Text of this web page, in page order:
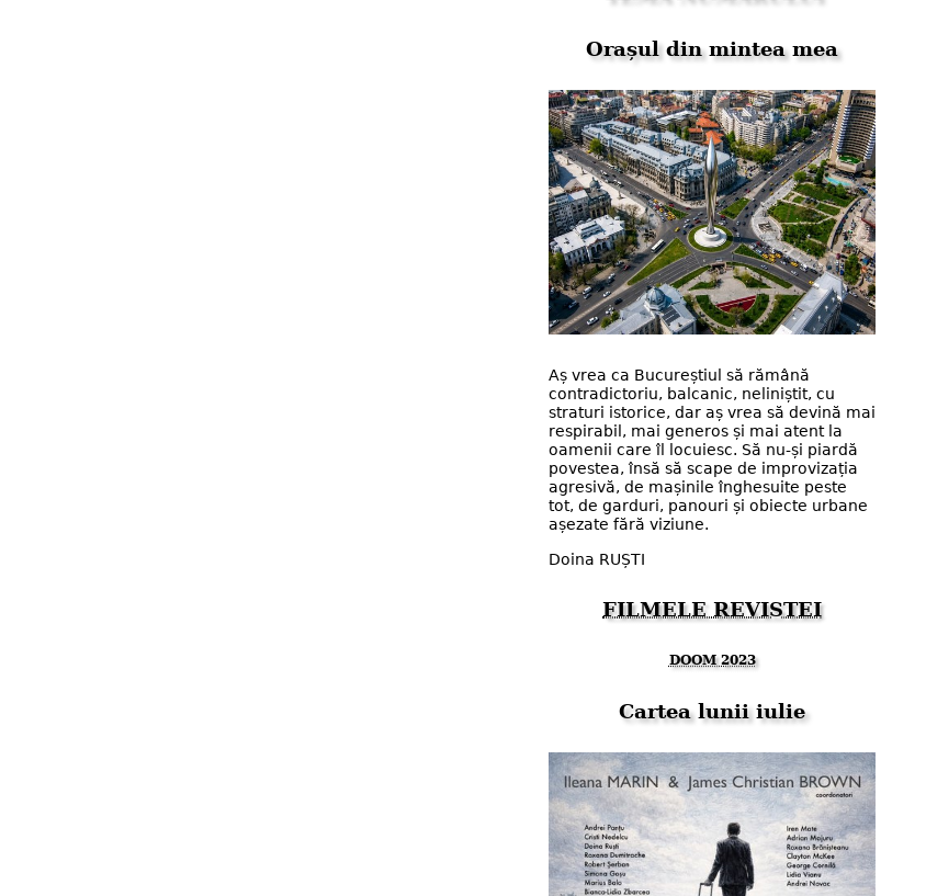
Orașul din mintea mea
Aș vrea ca Bucureștiul să rămână
contradictoriu, balcanic, neliniștit, cu
straturi istorice, dar aș vrea să devină mai
respirabil, mai generos și mai atent la
oamenii care îl locuiesc. Să nu-și piardă
povestea, însă să scape de improvizația
agresivă, de mașinile înghesuite peste
tot, de garduri, panouri și obiecte urbane
așezate fără viziune.
Doina RUȘTI
FILMELE REVISTEI
DOOM 2023
Cartea lunii iulie